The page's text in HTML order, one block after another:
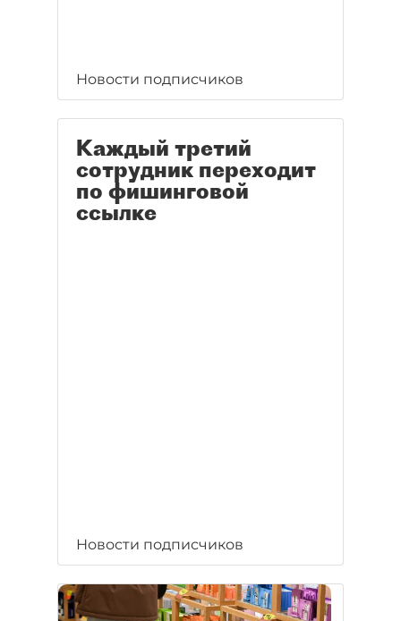
Новости подписчиков
Каждый третий
сотрудник переходит
по фишинговой
ссылке
Новости подписчиков